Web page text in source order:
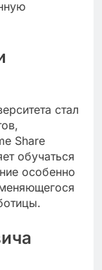
стал
Share
обучаться
особенно